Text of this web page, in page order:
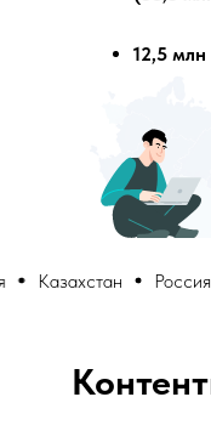
12,5 млн
Казахстан Россия